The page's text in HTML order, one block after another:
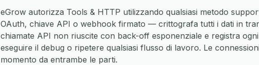
eGrow autorizza Tools & HTTP utilizzando qualsiasi metodo
OAuth, chiave API o webhook firmato — crittografa tutti i dati in
chiamate API non riuscite con back-off esponenziale e registra
eseguire il debug o ripetere qualsiasi flusso di lavoro. Le
momento da entrambe le parti.